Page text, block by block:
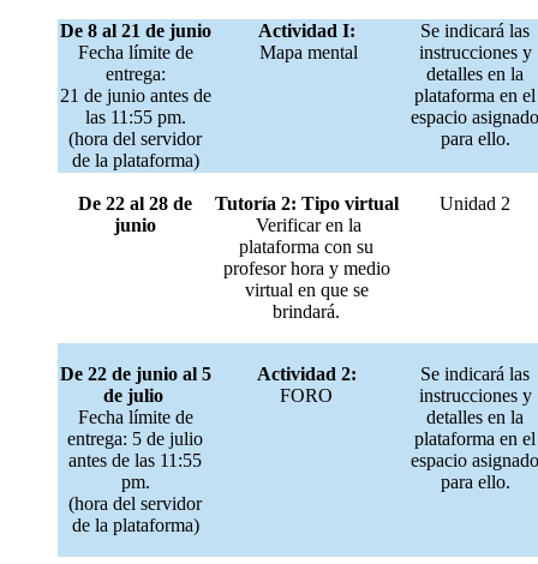
De 8 al 21 de junio
Fecha límite de
entrega:
21 de junio antes de
las 11:55 pm.
(hora del servidor
de la plataforma)
Actividad I:
Mapa mental
Se indicará las
instrucciones y
detalles en la
plataforma en el
espacio asignado
para ello.
De 22 al 28 de
junio
Tutoría 2: Tipo virtual
Verificar en la
plataforma con su
profesor hora y medio
virtual en que se
brindará.
Unidad 2
De 22 de junio al 5
de julio
Fecha límite de
entrega: 5 de julio
antes de las 11:55
pm.
(hora del servidor
de la plataforma)
Actividad 2:
FORO
Se indicará las
instrucciones y
detalles en la
plataforma en el
espacio asignado
para ello.